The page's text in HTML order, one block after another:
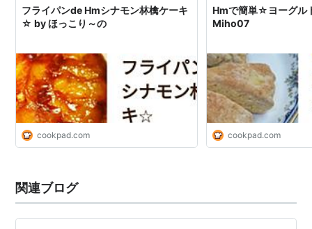
フライパンde Hmシナモン林檎ケーキ
☆ by ほっこり～の
cookpad.com
Hmで簡単☆ヨーグル
Miho07
cookpad.com
関連ブログ